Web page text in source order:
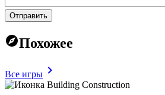
Отправить
Похожее
Все игры